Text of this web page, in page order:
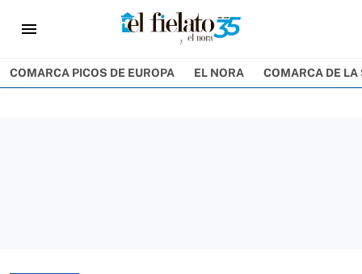
menu
COMARCA PICOS DE EUROPA EL NORA COMARCA DE LA